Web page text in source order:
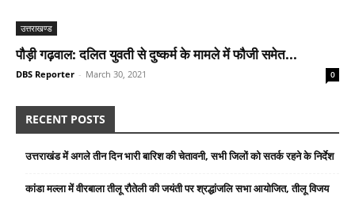
उत्तराखण्ड
पौड़ी गढ़वाल: दलित युवती से दुष्कर्म के मामले में फौजी समेत...
DBS Reporter - March 30, 2021 0
RECENT POSTS
उत्तराखंड में अगले तीन दिन भारी बारिश की चेतावनी, सभी जिलों को सतर्क रहने के निर्देश
कांडा मल्ला में वीरबाला तीलू रौतेली की जयंती पर श्रद्धांजलि सभा आयोजित, तीलू विजय